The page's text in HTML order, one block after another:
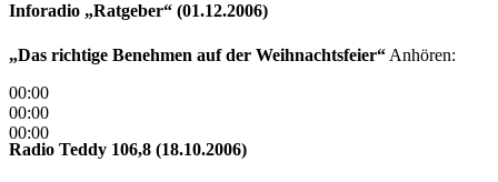
Inforadio „Ratgeber“ (01.12.2006)
„Das richtige Benehmen auf der Weihnachtsfeier“ Anhören:
00:00
00:00
00:00
Radio Teddy 106,8 (18.10.2006)